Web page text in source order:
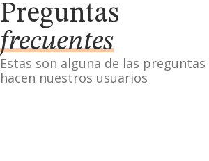
Preguntas
frecuentes
Estas son alguna de las preguntas
hacen nuestros usuarios